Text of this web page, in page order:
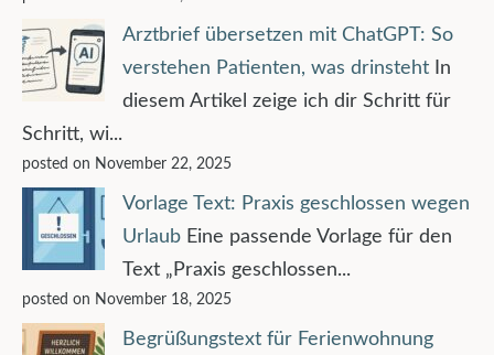
Arztbrief übersetzen mit ChatGPT: So
verstehen Patienten, was drinsteht
In
diesem Artikel zeige ich dir Schritt für
Schritt, wi...
posted on November 22, 2025
Vorlage Text: Praxis geschlossen wegen
Urlaub Eine passende Vorlage für den
Text „Praxis geschlossen...
posted on November 18, 2025
Begrüßungstext für Ferienwohnung